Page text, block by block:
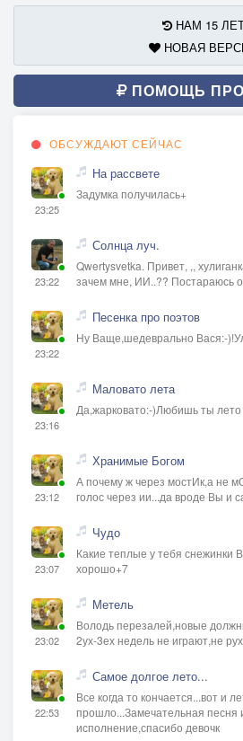
НАМ 15
НОВАЯ
ПОМОЩЬ
ОБСУЖДАЮТ СЕЙЧАС
23:25
На рассвете
Задумка получилась+
23:22
Солнца луч.
Qwertysvetka. Привет, ,,
зачем мне, ИИ..?? Постараюсь
23:22
Песенка про поэтов
Ну Ваще,шедеврально Вася:-
23:16
Маловато лета
Да,жарковато:-)Любишь ты лето
23:12
Хранимые Богом
А почему ж через мостИк,а не
голос через ии...да вроде Вы и
23:07
Чудо
Какие теплые у тебя снежинки
хорошо+7
23:02
Метель
Володь перезалей,новые
2ух-3ех недель не играют,не
22:53
Самое долгое лето...
Все когда то кончается...вот и
прошло...Замечательная песня
исполнение,спасибо девочк